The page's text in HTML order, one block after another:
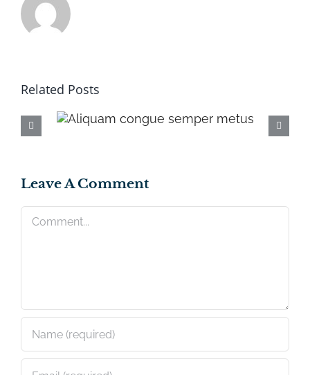
Related Posts
Leave A Comment
Comment